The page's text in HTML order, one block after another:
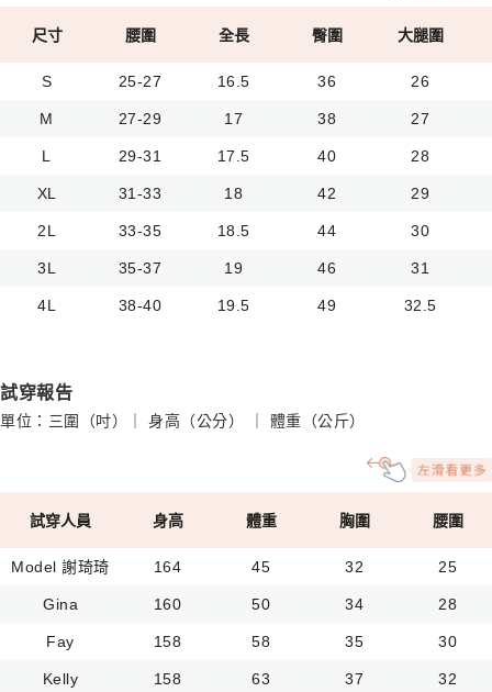
尺寸 腰圍 全長 臀圍 大腿圍
S 25-27 16.5 36 26
M 27-29 17 38 27
L 29-31 17.5 40 28
XL 31-33 18 42 29
2L 33-35 18.5 44 30
3L 35-37 19 46 31
4L 38-40 19.5 49 32.5
試穿報告
單位：三圍（吋）｜ 身高（公分） ｜ 體重（公斤）
試穿人員 身高 體重 胸圍 腰圍
Model 謝琦琦 164 45 32 25
Gina 160 50 34 28
Fay 158 58 35 30
Kelly 158 63 37 32